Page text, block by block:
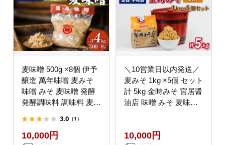
麦味噌 500g ×8個 伊予
醸造 萬年味噌 麦みそ
味噌 みそ 麦味噌 発酵
発酵調味料 調味料 麦
産 愛媛 宇和島 J010-
107001
3.0 （1）
10,000円
＼10営業日以内発送／
麦みそ 1kg ×5個 セット
計 5kg 金時みそ 宮居醤
油店 味噌 みそ 麦味噌
手作り 小分け パック
10,000円